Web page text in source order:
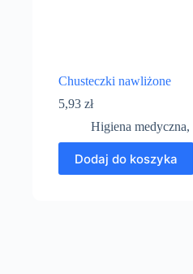
Chusteczki nawliżone
5,93 zł
Higiena medyczna,
Dodaj do koszyka